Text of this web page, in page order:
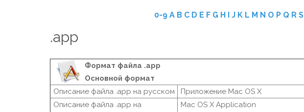
0-9 A B C D E F G H I J K L M N O P Q R S
.app
Формат файла .app
Основной формат
Описание файла .app на русском
Приложение Mac OS X
Описание файла .app на
Mac OS X Application